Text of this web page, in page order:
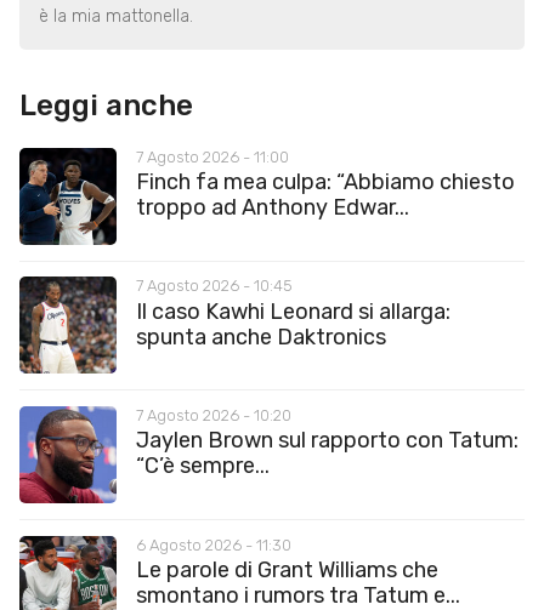
è la mia mattonella.
Leggi anche
7 Agosto 2026 - 11:00
Finch fa mea culpa: “Abbiamo chiesto
troppo ad Anthony Edwar...
7 Agosto 2026 - 10:45
Il caso Kawhi Leonard si allarga:
spunta anche Daktronics
7 Agosto 2026 - 10:20
Jaylen Brown sul rapporto con Tatum:
“C’è sempre...
6 Agosto 2026 - 11:30
Le parole di Grant Williams che
smontano i rumors tra Tatum e...